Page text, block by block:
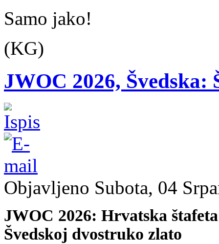
Samo jako!
(KG)
JWOC 2026, Švedska:
Objavljeno Subota, 04
JWOC 2026: Hrvatska
Švedskoj dvostruko zlato